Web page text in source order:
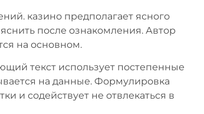
казино предполагает ясного
после ознакомления. Автор
на основном.
текст использует постепенные
на данные. Формулировка
и содействует не отвлекаться в